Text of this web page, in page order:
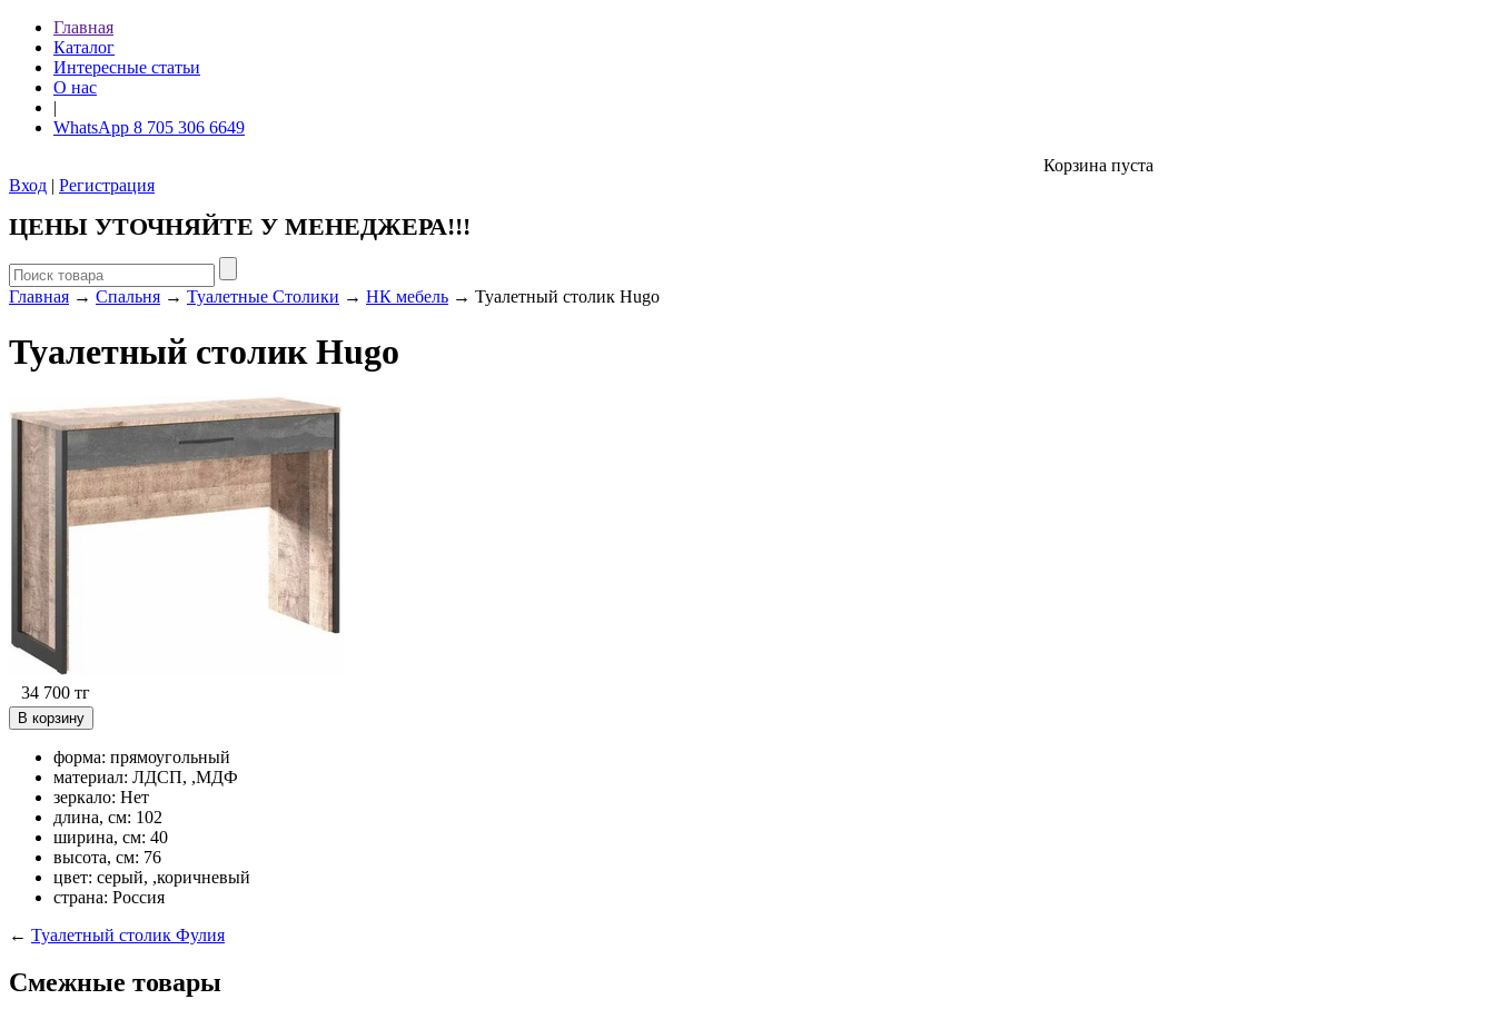
Главная
Каталог
Интересные статьи
О нас
|
WhatsApp 8 705 306 6649
Корзина пуста
Вход | Регистрация
ЦЕНЫ УТОЧНЯЙТЕ У МЕНЕДЖЕРА!!!
Главная → Спальня → Туалетные Столики → НК мебель → Туалетный столик Hugo
Туалетный столик Hugo
34 700 тг
В корзину
форма: прямоугольный
материал: ЛДСП, ,МДФ
зеркало: Нет
длина, см: 102
ширина, см: 40
высота, см: 76
цвет: серый, ,коричневый
страна: Россия
← Туалетный столик Фулия
Смежные товары